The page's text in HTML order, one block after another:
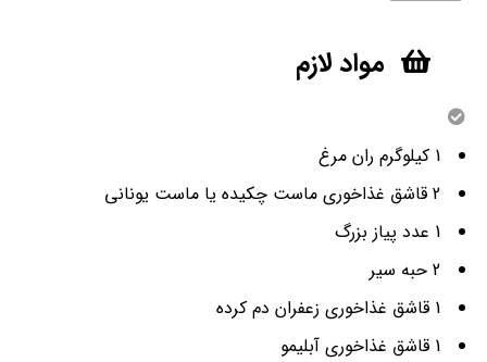
مواد لازم
1 کیلوگرم ران مرغ
2 قاشق غذاخوری ماست چکیده یا ماست یونانی
1 عدد پیاز بزرگ
2 حبه سیر
1 قاشق غذاخوری زعفران دم کرده
1 قاشق غذاخوری آبلیمو